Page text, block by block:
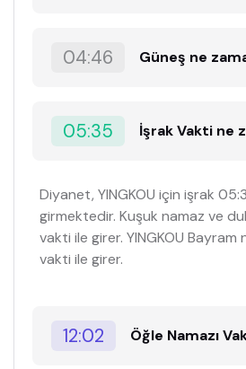
04:46 Güneş ne
05:35 İşrak Vakti ne
Diyanet, YINGKOU için işrak
girmektedir. Kuşuk namaz ve
vakti ile girer. YINGKOU Bayram
vakti ile girer.
12:02 Öğle Namazı